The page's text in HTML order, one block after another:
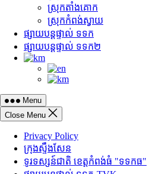
ស្រុកតាំងគោក
ស្រុកកំពង់ស្វាយ
ផ្សាយបន្តផ្ទាល់ ទទក
ផ្សាយបន្តផ្ទាល់ ទទក២
Menu
Close Menu
Privacy Policy
ក្រុងស្ទឹងសែន
ទូរទស្សន៍ជាតិ ខេត្តកំពង់ធំ "ទទកធ"